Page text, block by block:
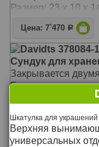
Размер: 23 х 10 х
Цена: 7`470 Р
Davidts 378084-
Сундук для
Закрывается
Большое
4 выдвижных
Материал: кожа
Размер: 36 х 30 х
Верхняя
универсальных